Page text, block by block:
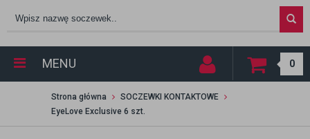
MENU 0
Strona główna
SOCZEWKI KONTAKTOWE
EyeLove Exclusive 6 szt.